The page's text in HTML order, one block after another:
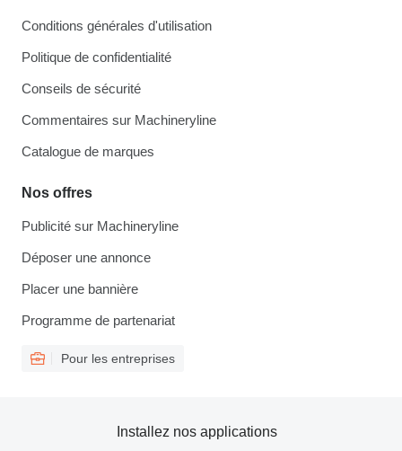
Conditions générales d'utilisation
Politique de confidentialité
Conseils de sécurité
Commentaires sur Machineryline
Catalogue de marques
Nos offres
Publicité sur Machineryline
Déposer une annonce
Placer une bannière
Programme de partenariat
Pour les entreprises
Installez nos applications